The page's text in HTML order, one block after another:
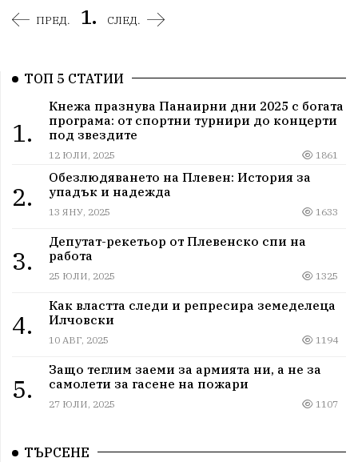
ПРЕД. 1. СЛЕД.
ТОП 5 СТАТИИ
1.
Кнежа празнува Панаирни дни 2025 с богата
програма: от спортни турнири до концерти
под звездите
12 ЮЛИ, 2025 1861
2.
Обезлюдяването на Плевен: История за
упадък и надежда
13 ЯНУ, 2025 1633
3.
Депутат-рекетьор от Плевенско спи на
работа
25 ЮЛИ, 2025 1325
4.
Как властта следи и репресира земеделеца
Илчовски
10 АВГ, 2025 1194
5.
Защо теглим заеми за армията ни, а не за
самолети за гасене на пожари
27 ЮЛИ, 2025 1107
ТЪРСЕНЕ